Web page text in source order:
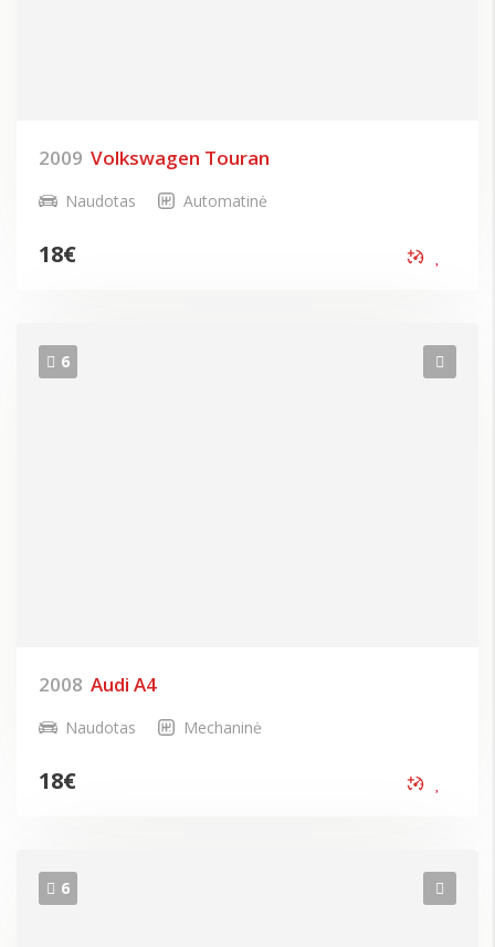
2009 Volkswagen Touran
Naudotas Automatinė
18€
6
2008 Audi A4
Naudotas Mechaninė
18€
6